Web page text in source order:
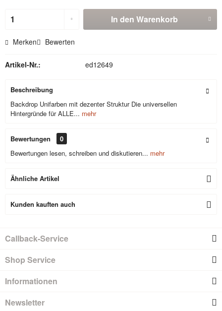
In den Warenkorb
Merken Bewerten
Artikel-Nr.: ed12649
Beschreibung
Backdrop Unifarben mit dezenter Struktur Die universellen
Hintergründe für ALLE... mehr
Bewertungen
0
Bewertungen lesen, schreiben und diskutieren... mehr
Ähnliche Artikel
Kunden kauften auch
Callback-Service
Shop Service
Informationen
Newsletter